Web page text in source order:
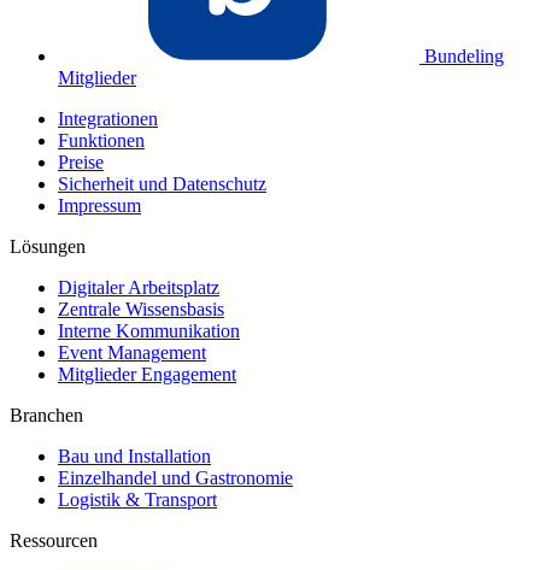
Bundeling
Mitglieder
Integrationen
Funktionen
Preise
Sicherheit und Datenschutz
Impressum
Lösungen
Digitaler Arbeitsplatz
Zentrale Wissensbasis
Interne Kommunikation
Event Management
Mitglieder Engagement
Branchen
Bau und Installation
Einzelhandel und Gastronomie
Logistik & Transport
Ressourcen